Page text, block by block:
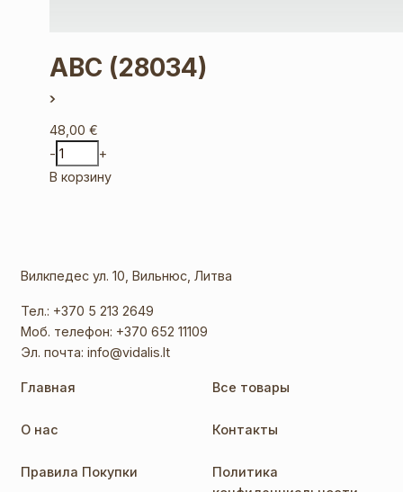
ABC (28034)
48,00€
-
+
В корзину
Вилкпедес ул. 10, Вильнюс, Литва
Тел.: +370 5 213 2649
Моб. телефон: +370 652 11109
Эл. почта:info@vidalis.lt
Главная Все товары
О нас Контакты
Правила Покупки
Политика